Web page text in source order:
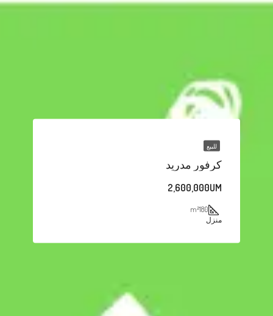
للبيع
كرفور مدريد
2,600,000UM
180
m²
منزل